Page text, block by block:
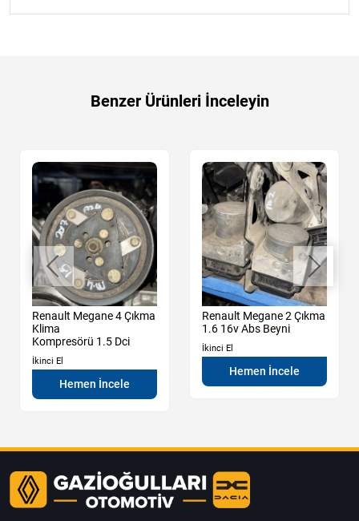
Benzer Ürünleri İnceleyin
Renault Megane 4 Çıkma
Klima
Kompresörü 1.5 Dci
İkinci El
Hemen İncele
Renault Megane 2 Çıkma
1.6 16v Abs Beyni
İkinci El
Hemen İncele